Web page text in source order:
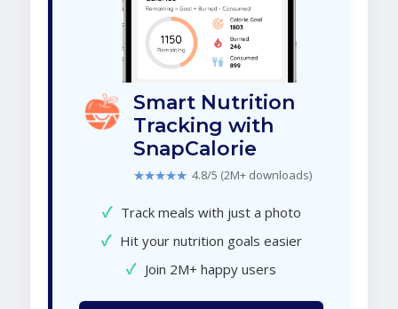
Smart Nutrition
Tracking with
SnapCalorie
★★★★★ 4.8/5 (2M+ downloads)
✓ Track meals with just a photo
✓ Hit your nutrition goals easier
✓ Join 2M+ happy users